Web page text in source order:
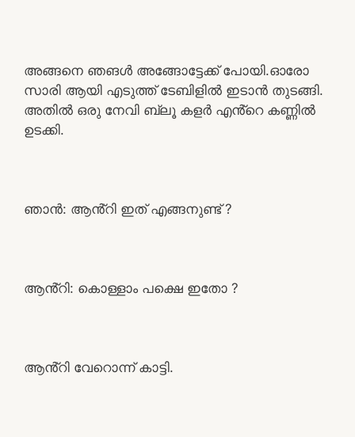
അങ്ങനെ ഞങൾ അങ്ങോട്ടേക്ക് പോയി.ഓരോ
സാരി ആയി എടുത്ത് ടേബിളിൽ ഇടാൻ തുടങ്ങി.
അതിൽ ഒരു നേവി ബ്ലൂ കളർ എൻ്റെ കണ്ണിൽ
ഉടക്കി.
ഞാൻ: ആൻ്റി ഇത് എങ്ങനുണ്ട് ?
ആൻ്റി: കൊള്ളാം പക്ഷെ ഇതോ ?
ആൻ്റി വേറൊന്ന് കാട്ടി.